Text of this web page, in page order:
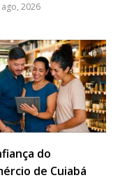
ago, 2026
do
de Cuiabá